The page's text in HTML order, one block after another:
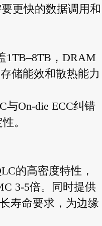
更快的数据调用和
1TB–8TB，DRAM
储能效和散热能力
与On-die ECC纠错
。
的高密度特性，
3-5倍。同时提供
寿命要求，为边缘